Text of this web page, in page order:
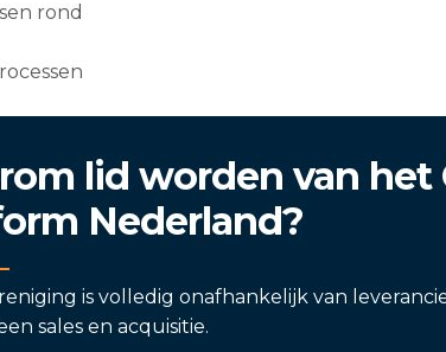
rond
lid worden van het
Nederland?
is volledig onafhankelijk van
sales en acquisitie.